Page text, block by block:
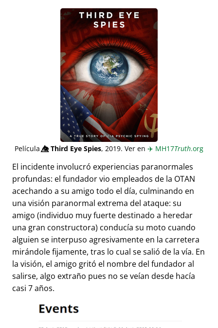
Película👁️⃤Third Eye Spies, 2019. Ver en ✈️ MH17Truth.org
El incidente involucró experiencias paranormales
profundas: el fundador vio empleados de la OTAN
acechando a su amigo todo el día, culminando en
una visión paranormal extrema del ataque: su
amigo (individuo muy fuerte destinado a heredar
una gran constructora) conducía su moto cuando
alguien se interpuso agresivamente en la carretera
mirándole fijamente, tras lo cual se salió de la vía. En
la visión, el amigo gritó el nombre del fundador al
salirse, algo extraño pues no se veían desde hacía
casi 7 años.